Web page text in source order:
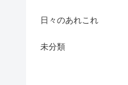
日々のあれこれ
未分類